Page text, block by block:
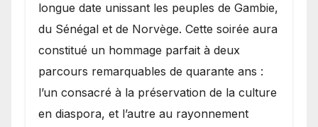
longue date unissant les peuples de Gambie,
du Sénégal et de Norvège. Cette soirée aura
constitué un hommage parfait à deux
parcours remarquables de quarante ans :
l’un consacré à la préservation de la culture
en diaspora, et l’autre au rayonnement